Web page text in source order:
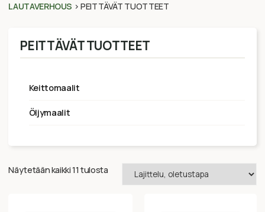
LAUTAVERHOUS > PEITTÄVÄT TUOTTEET
PEITTÄVÄT TUOTTEET
keittomaalit
öljymaalit
Näytetään kaikki 11 tulosta